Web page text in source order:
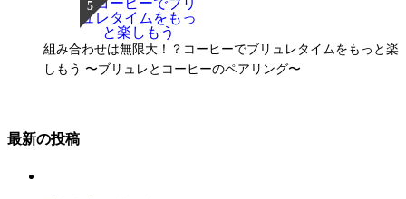
組み合わせは無限大！？コーヒーでブリュレタイムをもっと楽
しもう 〜ブリュレとコーヒーのペアリング〜
最新の投稿